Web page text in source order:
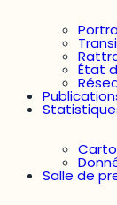
État
Salle de